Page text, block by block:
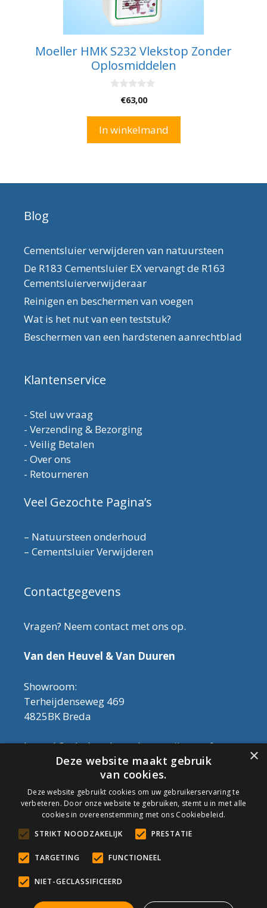
Moeller HMK S232 Vlekstop Zonder
Oplosmiddelen
5
€63,00
In winkelmand
Blog
Cementsluier verwijderen van natuursteen
De R183 Cementsluier EX vervangt de R163
Cementsluierverwijderaar
Reinigen en beschermen van voegen
Wat is het nut van een teststuk?
Beschermen van een hardstenen aanrechtblad
Klantenservice
- Stel uw vraag
- Verzending & Bezorging
- Veilig Betalen
- Over ons
- Retourneren
Veel Gezochte Pagina’s
– Natuursteen onderhoud
– Cementsluier Verwijderen
Contactgegevens
Vragen? Neem contact met ons op.
Van den Heuvel & Van Duuren
Showroom:
Terheijdenseweg 469
4825BK Breda
Let op! Onderhoudsproducten zijn nu af te
halen in de showroom. Er kan alleen met
contant geld betaald worden, dus geen pin.
Tel: 076-3030554
Email: info@onderhoudshop.nl
KVK: 59667419
Algemene Voorwaarden
Copyright © 2019 Onderhoud Shop
×
Deze website maakt gebruik
van cookies.
Deze website gebruikt cookies om uw gebruikerservaring te
verbeteren. Door onze website te gebruiken, stemt u in met alle
cookies in overeenstemming met ons Cookiebeleid.
STRIKT NOODZAKELIJK
PRESTATIE
TARGETING FUNCTIONEEL
NIET-GECLASSIFICEERD